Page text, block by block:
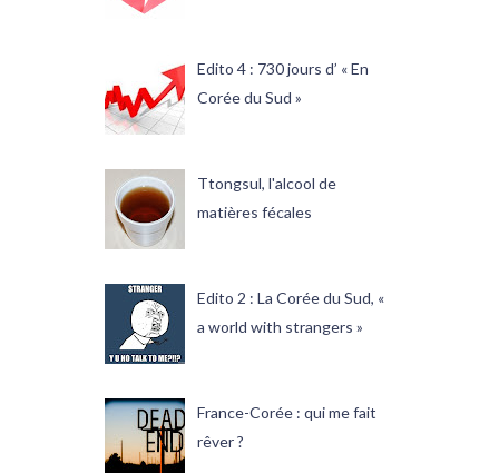
Edito 4 : 730 jours d’ « En
Corée du Sud »
Ttongsul, l'alcool de
matières fécales
Edito 2 : La Corée du Sud, «
a world with strangers »
France-Corée : qui me fait
rêver ?